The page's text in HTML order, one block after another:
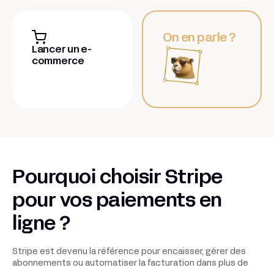
Lancer un e-
commerce
On en parle ?
Pourquoi choisir Stripe
pour vos paiements en
ligne ?
Stripe est devenu la référence pour encaisser, gérer des
abonnements ou automatiser la facturation dans plus de